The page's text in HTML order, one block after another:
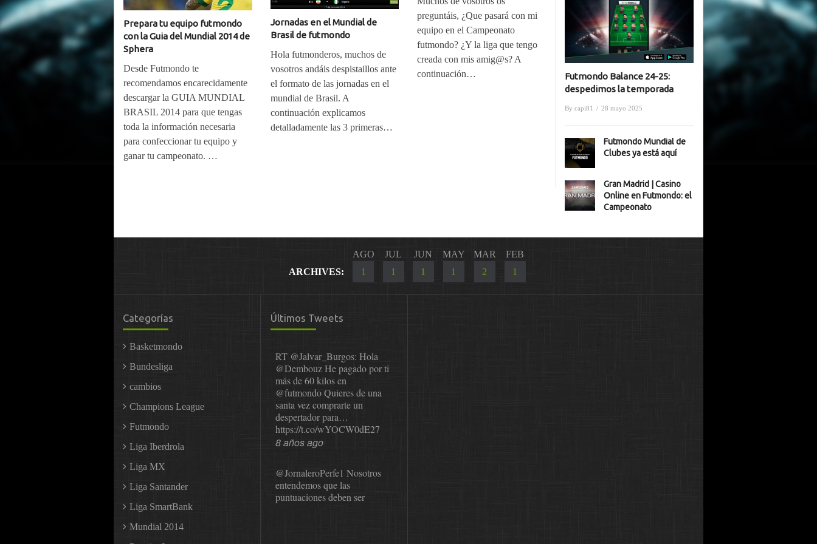
Prepara tu equipo futmondo
con la Guia del Mundial 2014 de
Sphera
Desde Futmondo te
recomendamos encarecidamente
descargar la GUIA MUNDIAL
BRASIL 2014 para que tengas
toda la información necesaria
para confeccionar tu equipo y
ganar tu campeonato. …
Jornadas en el Mundial de
Brasil de futmondo
Hola futmonderos, muchos de
vosotros andáis despistaillos ante
el formato de las jornadas en el
mundial de Brasil. A
continuación explicamos
detalladamente las 3 primeras…
preguntáis, ¿Que pasará con mi
equipo en el Campeonato
futmondo? ¿Y la liga que tengo
creada con mis amig@s? A
continuación…
Futmondo Balance 24-25:
despedimos la temporada
By capi81 / 28 mayo 2025
Futmondo Mundial de
Clubes ya está aquí
Gran Madrid | Casino
Online en Futmondo: el
Campeonato
ARCHIVES:
AGO
1
JUL
1
JUN
1
MAY
1
MAR
2
FEB
1
Categorías
Basketmondo
Bundesliga
cambios
Champions League
Futmondo
Liga Iberdrola
Liga MX
Liga Santander
Liga SmartBank
Mundial 2014
Últimos Tweets
RT @Jalvar_Burgos: Hola
@DembouzHe pagado por ti
más de 60 kilos en
@futmondoQuieres de una
santa vez comprarte un
despertador para…
https://t.co/wYOCW0dE27
8 años ago
@JornaleroPerfe1 Nosotros
entendemos que las
puntuaciones deben ser